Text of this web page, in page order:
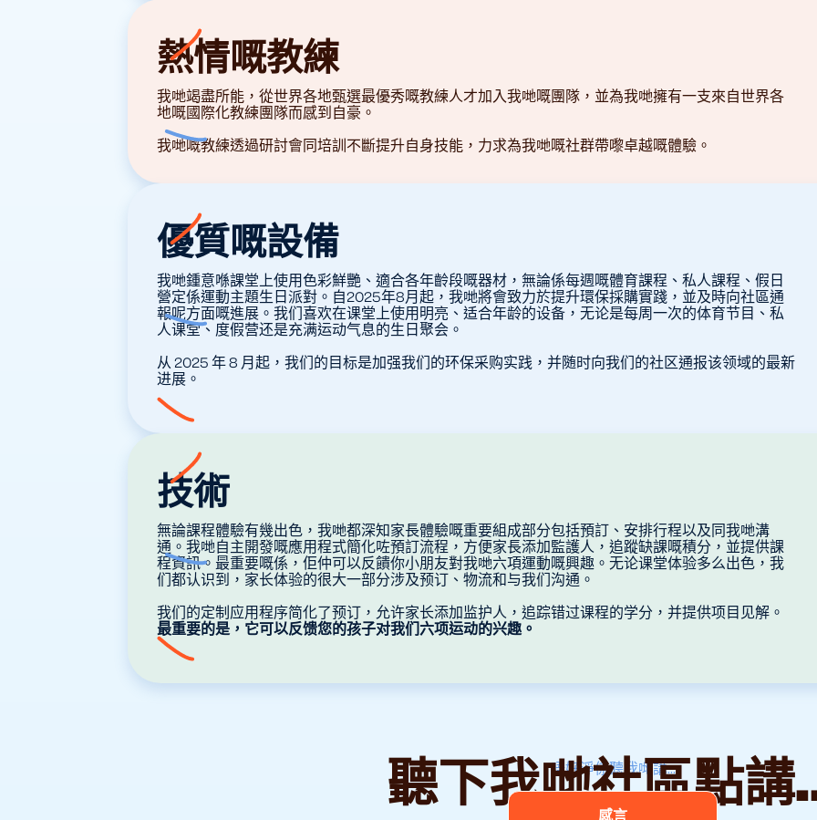
熱情嘅教練
我哋竭盡所能，從世界各地甄選最優秀嘅教練人才加入我哋嘅團隊，並為我哋擁有一支來自世界各
地嘅國際化教練團隊而感到自豪。
我哋嘅教練透過研討會同培訓不斷提升自身技能，力求為我哋嘅社群帶嚟卓越嘅體驗。
優質嘅設備
我哋鍾意喺課堂上使用色彩鮮艷、適合各年齡段嘅器材，無論係每週嘅體育課程、私人課程、假日
營定係運動主題生日派對。自2025年8月起，我哋將會致力於提升環保採購實踐，並及時向社區通
報呢方面嘅進展。我们喜欢在课堂上使用明亮、适合年龄的设备，无论是每周一次的体育节目、私
人课堂、度假营还是充满运动气息的生日聚会。
从 2025 年 8 月起，我们的目标是加强我们的环保采购实践，并随时向我们的社区通报该领域的最新
进展。
技術
無論課程體驗有幾出色，我哋都深知家長體驗嘅重要組成部分包括預訂、安排行程以及同我哋溝
通。我哋自主開發嘅應用程式簡化咗預訂流程，方便家長添加監護人，追蹤缺課嘅積分，並提供課
程資訊。最重要嘅係，佢仲可以反饋你小朋友對我哋六項運動嘅興趣。无论课堂体验多么出色，我
们都认识到，家长体验的很大一部分涉及预订、物流和与我们沟通。
我们的定制应用程序简化了预订，允许家长添加监护人，追踪错过课程的学分，并提供项目见解。
最重要的是，它可以反馈您的孩子对我们六项运动的兴趣。
唔好淨係聽我哋講...
聽下我哋社區點講
感言